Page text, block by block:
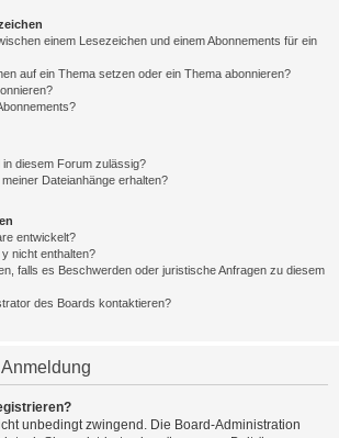
einem Lesezeichen und einem Abonnements für ein
auf ein Thema setzen oder ein Thema abonnieren?
diesem Forum zulässig?
Dateianhänge erhalten?
entwickelt?
nicht enthalten?
falls es Beschwerden oder juristische Anfragen zu diesem
des Boards kontaktieren?
unbedingt zwingend. Die Board-Administration